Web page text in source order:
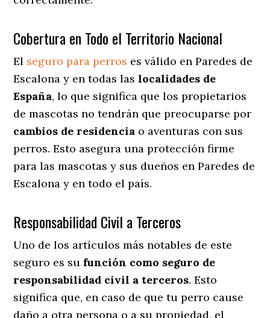
Cobertura en Todo el Territorio Nacional
El seguro para perros es válido en Paredes de
Escalona y en todas laslocalidades de
España, lo que significa que los propietarios
de mascotas no tendrán que preocuparse por
cambios de residencia o aventuras con sus
perros. Esto asegura una protección firme
para las mascotas y sus dueños en Paredes de
Escalona y en todo el país.
Responsabilidad Civil a Terceros
Uno de los artículos más notables de este
seguro es su función como seguro de
responsabilidad civil a terceros. Esto
significa que, en caso de que tu perro cause
daño a otra persona o a su propiedad, el